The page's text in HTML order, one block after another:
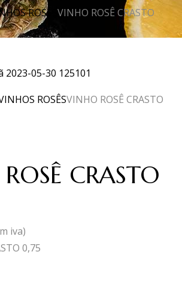
ROSÊS VINHO ROSÊ CRASTO
ROSÊSVINHO ROSÊ CRASTO
CRASTO
iva)
0,75